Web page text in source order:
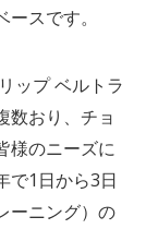
スです。
ップ ベルトラ
数おり、チョ
様のニーズに
で1日から3日
ーニング）の